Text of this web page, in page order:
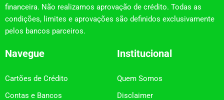
financeira. Não realizamos aprovação de crédito. Todas as
condições, limites e aprovações são definidos exclusivamente
pelos bancos parceiros.
Navegue
Cartões de Crédito
Contas e Bancos
Institucional
Quem Somos
Disclaimer